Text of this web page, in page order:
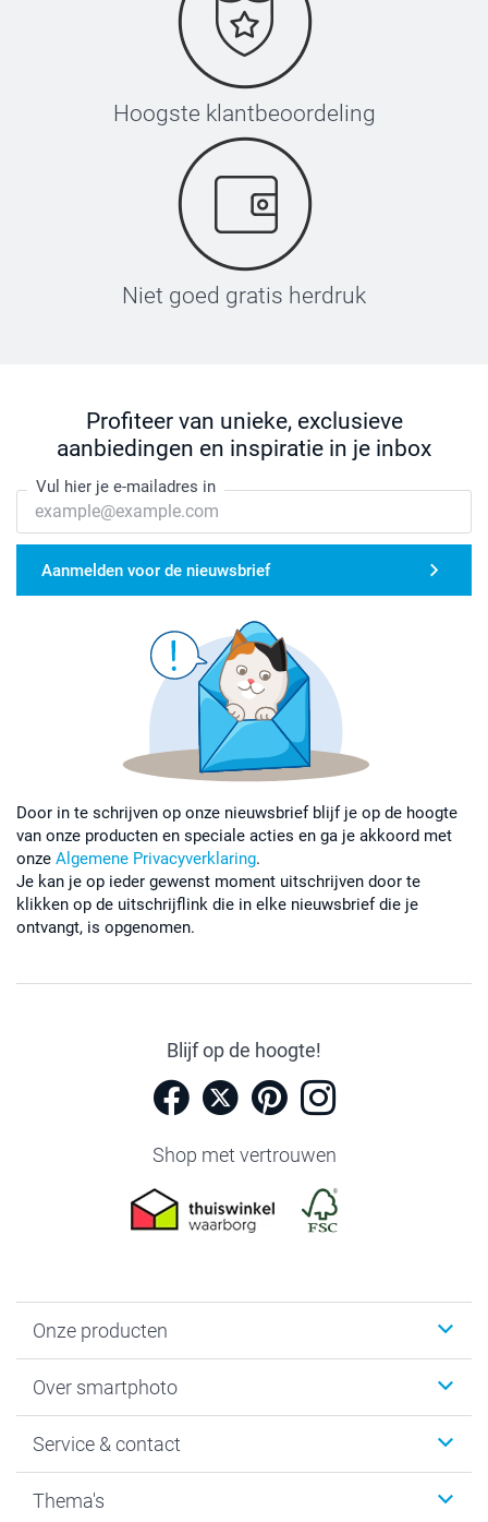
Hoogste klantbeoordeling
Niet goed gratis herdruk
Profiteer van unieke, exclusieve
aanbiedingen en inspiratie in je inbox
Vul hier je e-mailadres in
Aanmelden voor de nieuwsbrief
Door in te schrijven op onze nieuwsbrief blijf je op de hoogte
van onze producten en speciale acties en ga je akkoord met
onze Algemene Privacyverklaring.
Je kan je op ieder gewenst moment uitschrijven door te
klikken op de uitschrijflink die in elke nieuwsbrief die je
ontvangt, is opgenomen.
Blijf op de hoogte!
Shop met vertrouwen
Onze producten
Fotoboeken
Fotocadeaus
Kaarten
Over smartphoto
Vacatures
Bestelproces
Service & contact
Tevredenheidsgarantie
Thema's